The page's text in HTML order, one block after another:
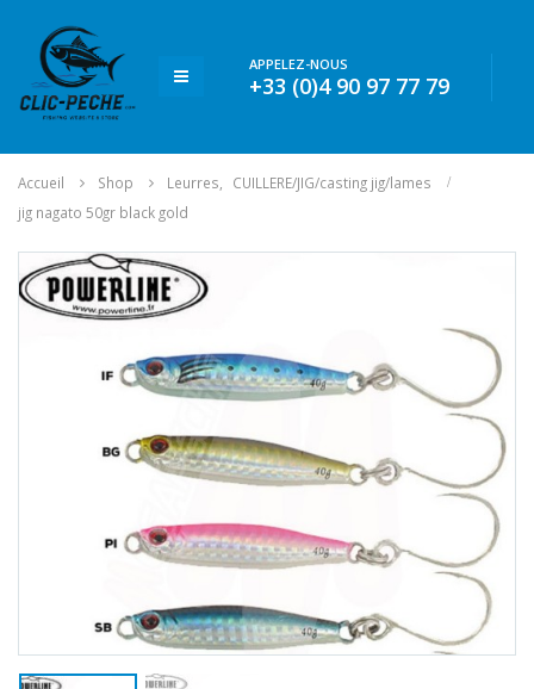
APPELEZ-NOUS
+33 (0)4 90 97 77 79
Accueil Shop Leurres
CUILLERE/JIG/casting jig/lames
jig nagato 50gr black gold